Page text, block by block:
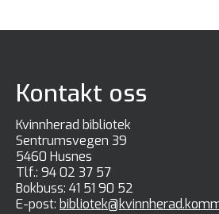
Kontakt oss
Kvinnherad bibliotek
Sentrumsvegen 39
5460 Husnes
Tlf.: 94 02 37 57
Bokbuss: 41 51 90 52
E-post: